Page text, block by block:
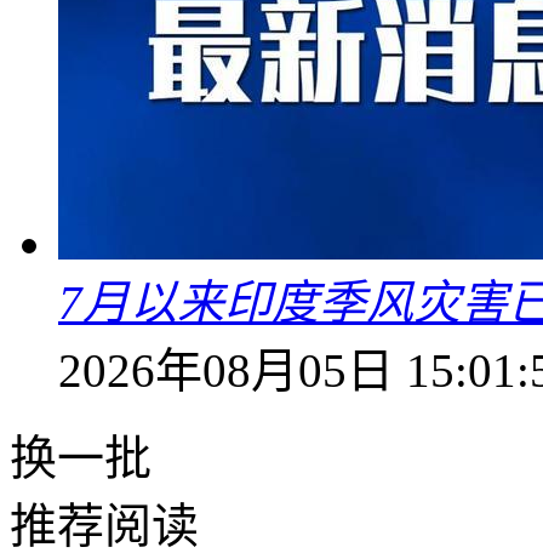
7月以来印度季风灾害
2026年08月05日
换一批
推荐阅读